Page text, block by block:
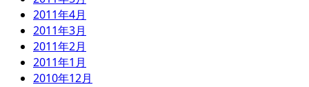
2011年4月
2011年3月
2011年2月
2011年1月
2010年12月